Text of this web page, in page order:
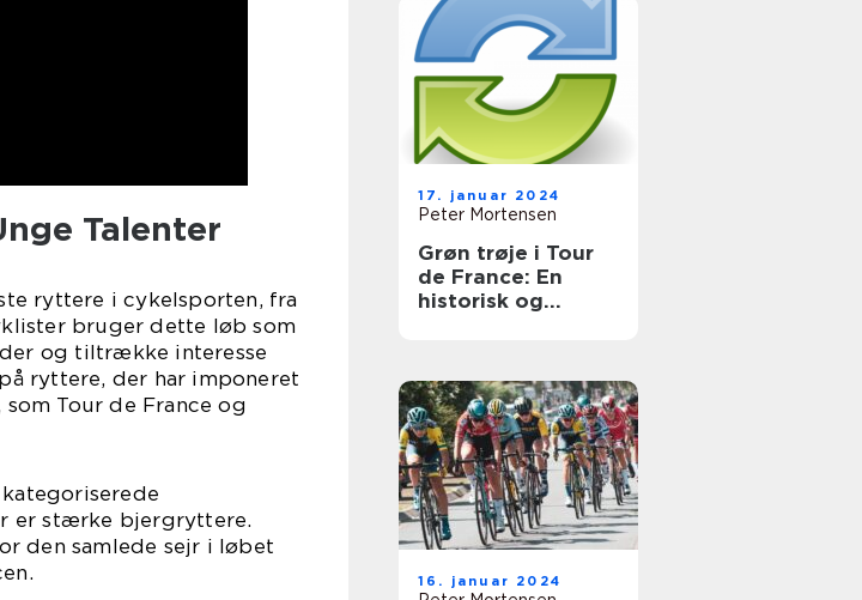
Talenter
ryttere i cykelsporten, fra
bruger dette løb som
og tiltrække interesse
ryttere, der har imponeret
Tour de France og
er stærke bjergryttere.
den samlede sejr i løbet
17. januar 2024
Peter Mortensen
Grøn trøje i Tour
de France: En
historisk og
16. januar 2024